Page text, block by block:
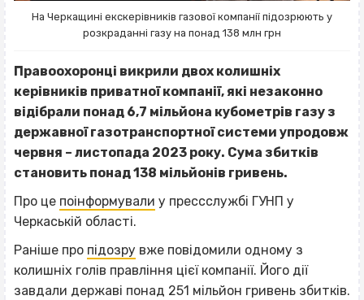
На Черкащині екскерівників газової компанії підозрюють у
розкраданні газу на понад 138 млн грн
Правоохоронці викрили двох колишніх
керівників приватної компанії, які незаконно
відібрали понад 6,7 мільйона кубометрів газу з
державної газотранспортної системи упродовж
червня – листопада 2023 року. Сума збитків
становить понад 138 мільйонів гривень.
Про це поінформували у прессслужбі ГУНП у
Черкаській області.
Раніше про підозру вже повідомили одному з
колишніх голів правління цієї компанії. Його дії
завдали державі понад 251 мільйон гривень збитків.